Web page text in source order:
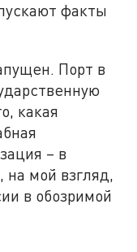
факты
Порт в
какая
– в
на мой взгляд,
в обозримой